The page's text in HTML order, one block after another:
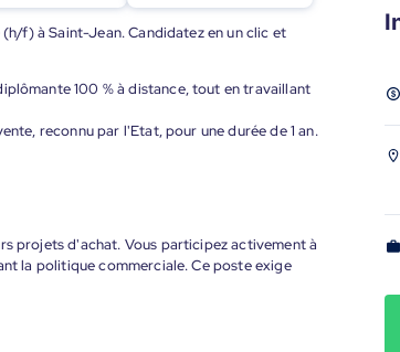
f) à Saint-Jean. Candidatez en un clic et
100 % à distance, tout en travaillant
reconnu par l'Etat, pour une durée de 1 an.
projets d'achat. Vous participez activement à
la politique commerciale. Ce poste exige